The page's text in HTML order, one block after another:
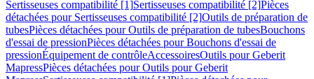
Sertisseuses compatibilité [1]Sertisseuses compatibilité [2]Pièces
détachées pour Sertisseuses compatibilité [2]Outils de préparation de
tubesPièces détachées pour Outils de préparation de tubesBouchons
d'essai de pressionPièces détachées pour Bouchons d'essai de
pressionÉquipement de contrôleAccessoiresOutils pour Geberit
MapressPièces détachées pour Outils pour Geberit